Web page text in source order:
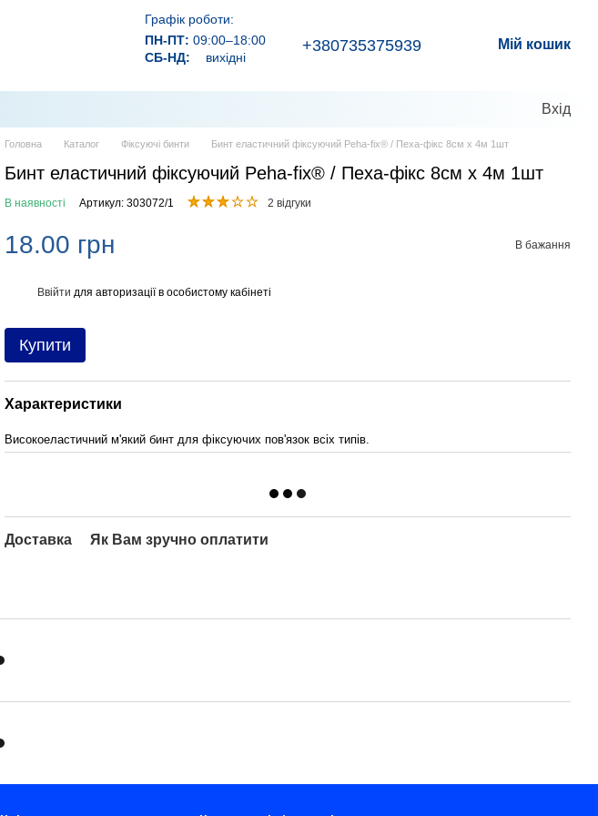
Графік роботи:
ПН-ПТ: 09:00–18:00
СБ-НД:
вихідні
+380735375939 Мій кошик
Вхід
Головна Каталог Фіксуючі бинти Бинт еластичний фіксуючий Peha-fix® / Пеха-фікс 8см х 4м 1шт
Бинт еластичний фіксуючий Peha-fix® / Пеха-фікс 8см х 4м 1шт
В наявності Артикул: 303072/1 2 відгуки
18.00 грн В бажання
Ввійти для авторизації в особистому кабінеті
Купити
Характеристики
Високоеластичний м'який бинт для фіксуючих пов'язок всіх типів.
Доставка Як Вам зручно оплатити